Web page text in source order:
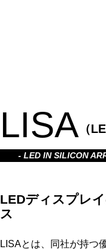
LISA （
- LED IN SILICON
LEDディスプレ
ス
LISAとは、同社が持つ